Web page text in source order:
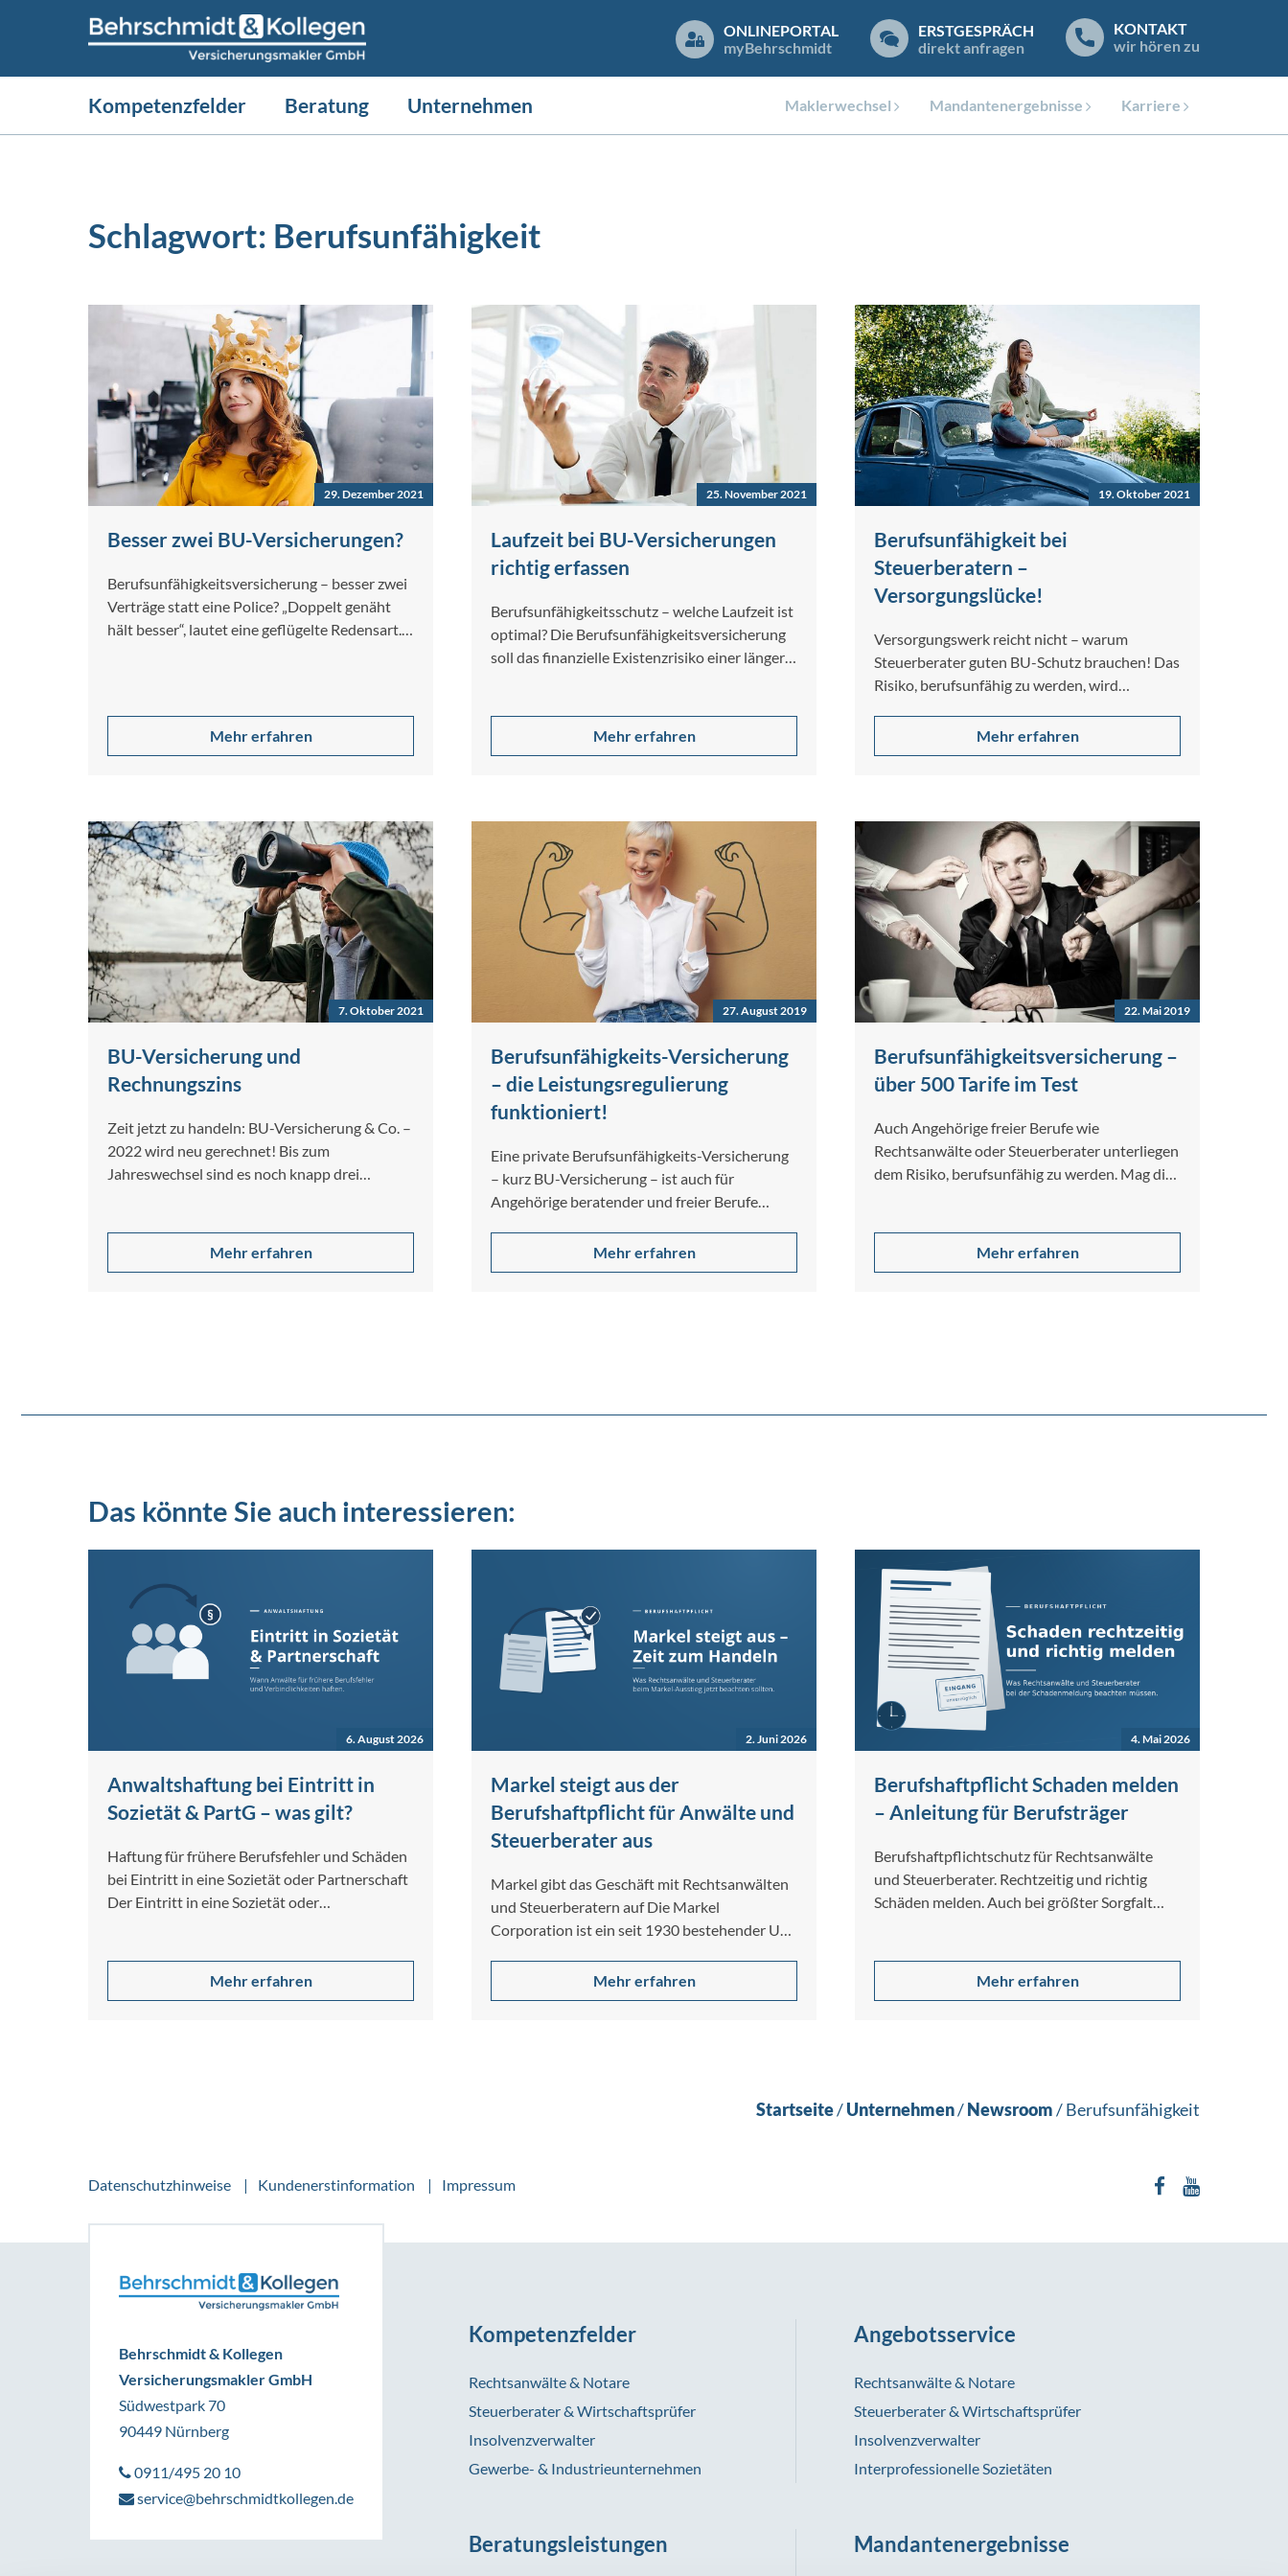
ONLINEPORTAL
myBehrschmidt
ERSTGESPRÄCH
direkt anfragen
KONTAKT
wir hören zu
Kompetenzfelder Beratung Unternehmen Karriere
Mandantenergebnisse
Maklerwechsel
Schlagwort: Berufsunfähigkeit
29. Dezember 2021
Besser zwei BU-Versicherungen?
Berufsunfähigkeitsversicherung – besser zwei
Verträge statt eine Police? „Doppelt genäht
hält besser“, lautet eine geflügelte Redensart.
Mehr erfahren
25. November 2021
Laufzeit bei BU-Versicherungen
richtig erfassen
Berufsunfähigkeitsschutz – welche Laufzeit ist
optimal? Die Berufsunfähigkeitsversicherung
soll das finanzielle Existenzrisiko einer länger
Mehr erfahren
19. Oktober 2021
Berufsunfähigkeit bei
Steuerberatern –
Versorgungslücke!
Versorgungswerk reicht nicht – warum
Steuerberater guten BU-Schutz brauchen! Das
Risiko, berufsunfähig zu werden, wird
Mehr erfahren
7. Oktober 2021
BU-Versicherung und
Rechnungszins
Zeit jetzt zu handeln: BU-Versicherung & Co. –
2022 wird neu gerechnet! Bis zum
Jahreswechsel sind es noch knapp drei…
Mehr erfahren
27. August 2019
Berufsunfähigkeits-Versicherung
– die Leistungsregulierung
funktioniert!
Eine private Berufsunfähigkeits-Versicherung
– kurz BU-Versicherung – ist auch für
Angehörige beratender und freier Berufe
Versorgungswerke…Mehr erfahren
22. Mai 2019
Berufsunfähigkeitsversicherung –
über 500 Tarife im Test
Auch Angehörige freier Berufe wie
Rechtsanwälte oder Steuerberater unterliegen
dem Risiko, berufsunfähig zu werden. Mag die
Mehr erfahren
Das könnte Sie auch interessieren:
6. August 2026
Anwaltshaftung bei Eintritt in
Sozietät & PartG – was gilt?
Haftung für frühere Berufsfehler und Schäden
bei Eintritt in eine Sozietät oder Partnerschaft
Der Eintritt in eine Sozietät oder
Mehr erfahren
2. Juni 2026
Markel steigt aus der
Berufshaftpflicht für Anwälte und
Steuerberater aus
Markel gibt das Geschäft mit Rechtsanwälten
und Steuerberatern auf Die Markel
Corporation ist ein seit 1930 bestehender US-
Mehr erfahren
4. Mai 2026
Berufshaftpflicht Schaden melden
– Anleitung für Berufsträger
Berufshaftpflichtschutz für Rechtsanwälte
und Steuerberater. Rechtzeitig und richtig
Schäden melden. Auch bei größter Sorgfalt
Mehr erfahren
Startseite/Unternehmen/Newsroom/Berufsunfähigkeit
Datenschutzhinweise Kundenerstinformation Impressum
Behrschmidt & Kollegen
Versicherungsmakler GmbH
Südwestpark 70
90449 Nürnberg
0911/495 20 10
service@behrschmidtkollegen.de
Kompetenzfelder
Rechtsanwälte & Notare
Steuerberater & Wirtschaftsprüfer
Insolvenzverwalter
Gewerbe- & Industrieunternehmen
Angebotsservice
Rechtsanwälte & Notare
Steuerberater & Wirtschaftsprüfer
Insolvenzverwalter
Interprofessionelle Sozietäten
Beratungsleistungen Mandantenergebnisse